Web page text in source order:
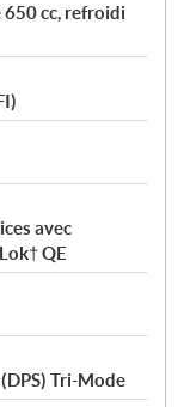
cc, refroidi
avec
QE
Tri-Mode